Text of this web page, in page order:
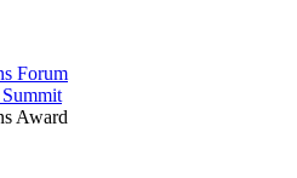
Forum
Award